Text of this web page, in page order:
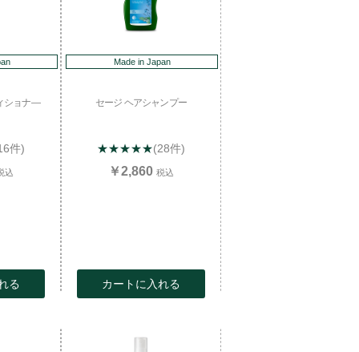
ショナ―
件)
込
る
Made in Japan
セージ ヘアシャンプー
★★★★★(28件)
￥2,860 税込
カートに入れる